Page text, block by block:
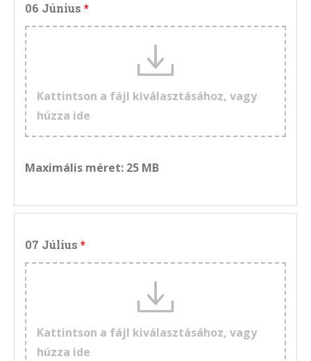
06 Június
Kattintson a fájl kiválasztásához, vagy
húzza ide
Maximális méret: 25 MB
07 Július
Kattintson a fájl kiválasztásához, vagy
húzza ide